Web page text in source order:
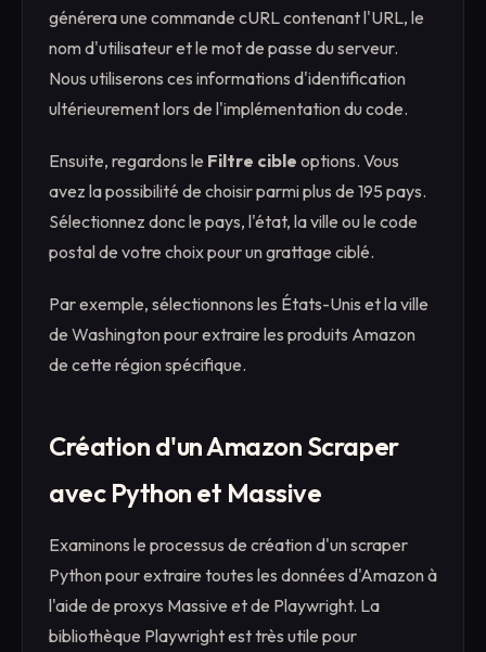
générera une commande cURL contenant l'URL, le
nom d'utilisateur et le mot de passe du serveur.
Nous utiliserons ces informations d'identification
ultérieurement lors de l'implémentation du code.
Ensuite, regardons le Filtre cible options. Vous
avez la possibilité de choisir parmi plus de 195 pays.
Sélectionnez donc le pays, l'état, la ville ou le code
postal de votre choix pour un grattage ciblé.
Par exemple, sélectionnons les États-Unis et la ville
de Washington pour extraire les produits Amazon
de cette région spécifique.
Création d'un Amazon Scraper
avec Python et Massive
Examinons le processus de création d'un scraper
Python pour extraire toutes les données d'Amazon à
l'aide de proxys Massive et de Playwright. La
bibliothèque Playwright est très utile pour